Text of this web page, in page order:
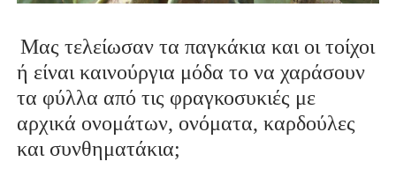
Μας τελείωσαν τα παγκάκια και οι τοίχοι
ή είναι καινούργια μόδα το να χαράσουν
τα φύλλα από τις φραγκοσυκιές με
αρχικά ονομάτων, ονόματα, καρδούλες
και συνθηματάκια;